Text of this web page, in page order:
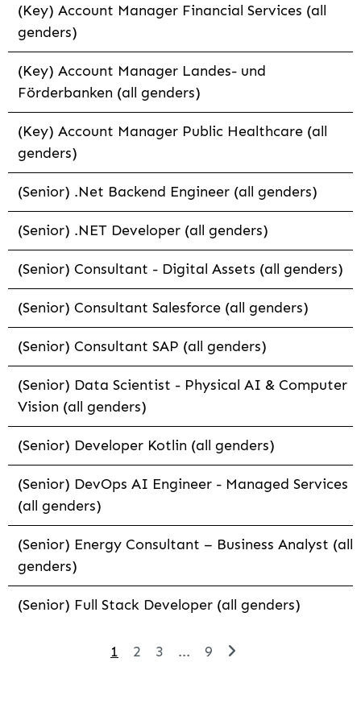
(Key) Account Manager Financial Services (all
genders)
(Key) Account Manager Landes- und
Förderbanken (all genders)
(Key) Account Manager Public Healthcare (all
genders)
(Senior) .Net Backend Engineer (all genders)
(Senior) .NET Developer (all genders)
(Senior) Consultant - Digital Assets (all genders)
(Senior) Consultant Salesforce (all genders)
(Senior) Consultant SAP (all genders)
(Senior) Data Scientist - Physical AI & Computer
Vision (all genders)
(Senior) Developer Kotlin (all genders)
(Senior) DevOps AI Engineer - Managed Services
(all genders)
(Senior) Energy Consultant – Business Analyst (all
genders)
(Senior) Full Stack Developer (all genders)
1 2 3 ... 9